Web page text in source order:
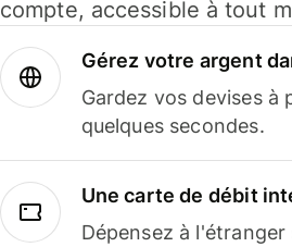
compte, accessible à tout
Gérez votre argent
Gardez vos devises
quelques secondes.
Une carte de débit
Dépensez à